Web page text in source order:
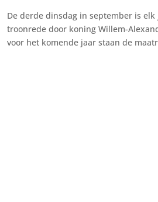
De derde dinsdag in september is
troonrede door koning Willem-
voor het komende jaar staan de